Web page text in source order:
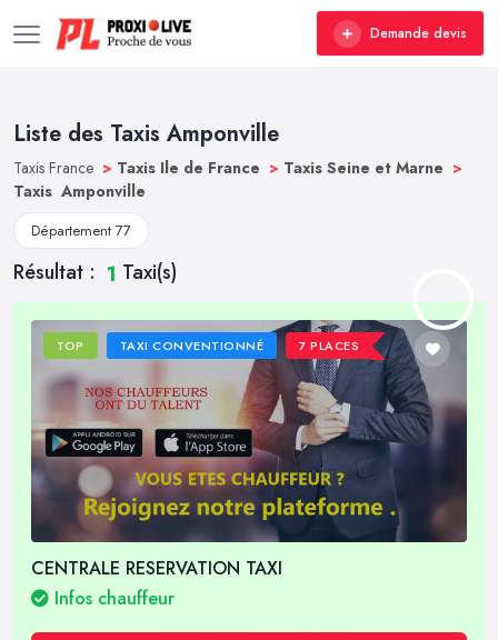
Demande devis
Liste des Taxis Amponville
Taxis France > Taxis Ile de France > Taxis Seine et Marne >
Taxis Amponville
Département 77
Résultat : 1 Taxi(s)
TOP TAXI CONVENTIONNÉ 7 PLACES
CENTRALE RESERVATION TAXI
Infos chauffeur